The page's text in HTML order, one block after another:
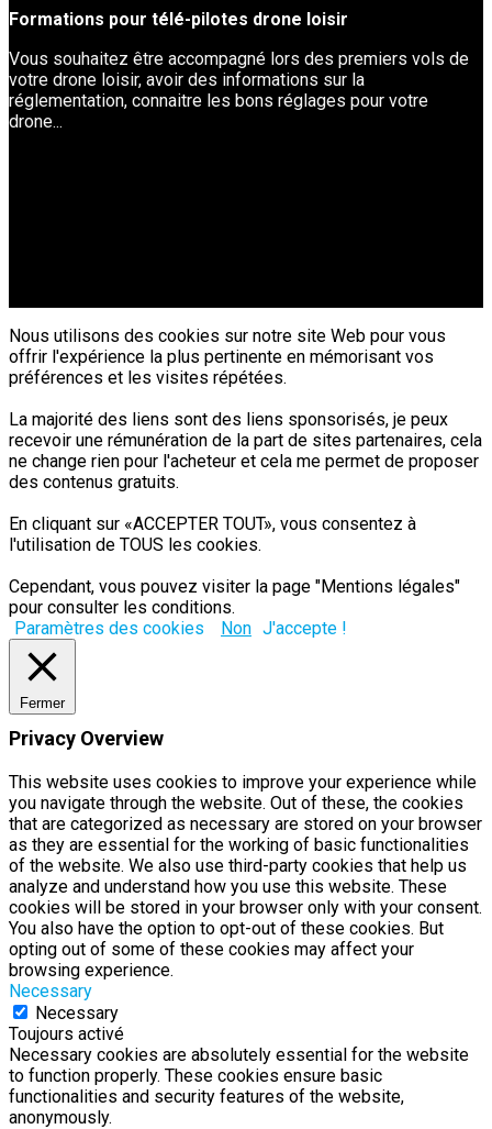
Formations pour télé-pilotes drone loisir
Vous souhaitez être accompagné lors des premiers vols de
votre drone loisir, avoir des informations sur la
réglementation, connaitre les bons réglages pour votre
drone...
Nous utilisons des cookies sur notre site Web pour vous
offrir l'expérience la plus pertinente en mémorisant vos
préférences et les visites répétées.
La majorité des liens sont des liens sponsorisés, je peux
recevoir une rémunération de la part de sites partenaires, cela
ne change rien pour l'acheteur et cela me permet de proposer
des contenus gratuits.
En cliquant sur «ACCEPTER TOUT», vous consentez à
l'utilisation de TOUS les cookies.
Cependant, vous pouvez visiter la page "Mentions légales"
pour consulter les conditions.
Paramètres des cookies
Non J'accepte !
Fermer
Privacy Overview
This website uses cookies to improve your experience while
you navigate through the website. Out of these, the cookies
that are categorized as necessary are stored on your browser
as they are essential for the working of basic functionalities
of the website. We also use third-party cookies that help us
analyze and understand how you use this website. These
cookies will be stored in your browser only with your consent.
You also have the option to opt-out of these cookies. But
opting out of some of these cookies may affect your
browsing experience.
Necessary
Necessary
Toujours activé
Necessary cookies are absolutely essential for the website
to function properly. These cookies ensure basic
functionalities and security features of the website,
anonymously.